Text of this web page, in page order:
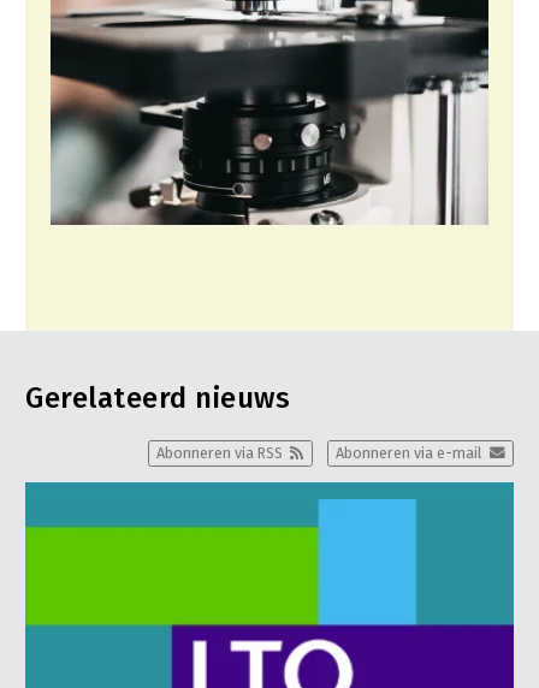
Gerelateerd nieuws
Abonneren via e-mail
Abonneren via RSS